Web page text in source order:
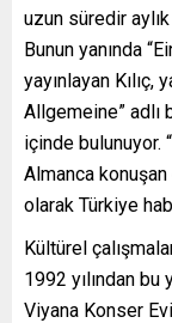
uzun süredir
Bunun yanında
yayınlayan Kılıç,
Allgemeine” adlı
içinde bulunuyor.
Almanca
olarak Türkiye
Kültürel
1992 yılından
Viyana Konser